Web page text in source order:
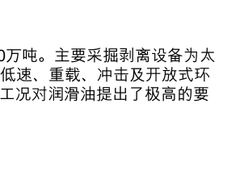
万吨。主要采掘剥离设备为太
速、重载、冲击及开放式环
况对润滑油提出了极高的要